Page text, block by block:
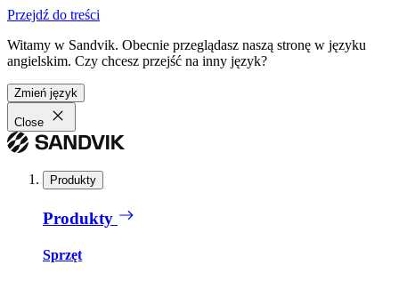
Przejdź do treści
Witamy w Sandvik. Obecnie przeglądasz naszą stronę w języku
angielskim. Czy chcesz przejść na inny język?
Zmień język
Close
Produkty
Produkty
Sprzęt